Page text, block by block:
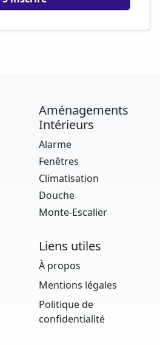
Aménagements
Intérieurs
Alarme
Fenêtres
Climatisation
Douche
Monte-Escalier
Liens utiles
À propos
Mentions légales
Politique de
confidentialité